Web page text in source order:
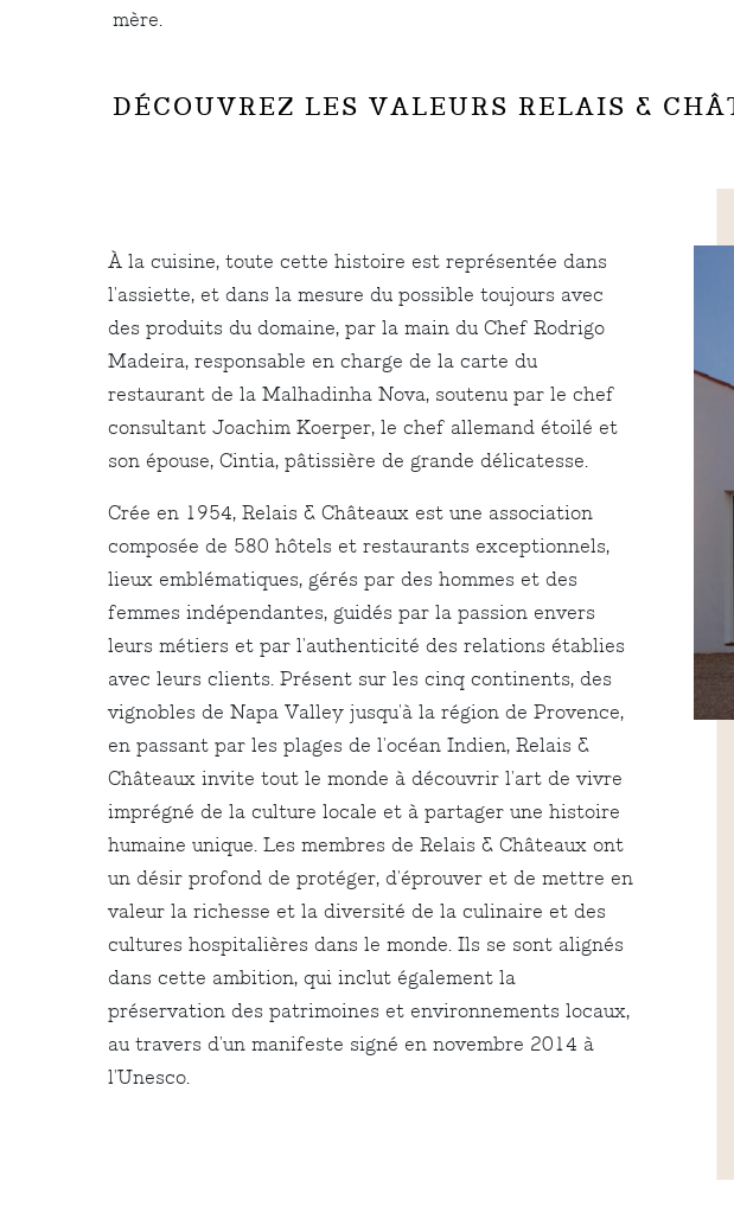
mère.
DÉCOUVREZ LES VALEURS RELAIS &
À la cuisine, toute cette histoire est représentée dans
l'assiette, et dans la mesure du possible toujours avec
des produits du domaine, par la main du Chef Rodrigo
Madeira, responsable en charge de la carte du
restaurant de la Malhadinha Nova, soutenu par le chef
consultant Joachim Koerper, le chef allemand étoilé et
son épouse, Cintia, pâtissière de grande délicatesse.
Crée en 1954, Relais & Châteaux est une association
composée de 580 hôtels et restaurants exceptionnels,
lieux emblématiques, gérés par des hommes et des
femmes indépendantes, guidés par la passion envers
leurs métiers et par l'authenticité des relations établies
avec leurs clients. Présent sur les cinq continents, des
vignobles de Napa Valley jusqu'à la région de Provence,
en passant par les plages de l'océan Indien, Relais &
Châteaux invite tout le monde à découvrir l'art de vivre
imprégné de la culture locale et à partager une histoire
humaine unique. Les membres de Relais & Châteaux ont
un désir profond de protéger, d'éprouver et de mettre en
valeur la richesse et la diversité de la culinaire et des
cultures hospitalières dans le monde. Ils se sont alignés
dans cette ambition, qui inclut également la
préservation des patrimoines et environnements locaux,
au travers d'un manifeste signé en novembre 2014 à
l'Unesco.